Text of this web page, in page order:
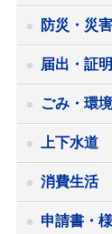
防災・災害
届出・証明
ごみ・環
上下水道
消費生活
申請書・